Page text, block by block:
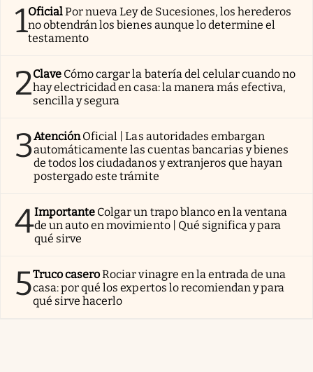
1OficialPor nueva Ley de Sucesiones, los herederos
no obtendrán los bienes aunque lo determine el
testamento
2Clave Cómo cargar la batería del celular cuando no
hay electricidad en casa: la manera más efectiva,
sencilla y segura
3AtenciónOficial | Las autoridades embargan
automáticamente las cuentas bancarias y bienes
de todos los ciudadanos y extranjeros que hayan
postergado este trámite
4Importante Colgar un trapo blanco en la ventana
de un auto en movimiento | Qué significa y para
qué sirve
5Truco caseroRociar vinagre en la entrada de una
casa: por qué los expertos lo recomiendan y para
qué sirve hacerlo